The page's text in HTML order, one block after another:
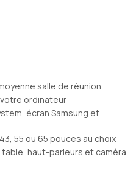
salle de réunion
votre ordinateur
écran Samsung et
55 ou 65 pouces au choix
haut-parleurs et caméra